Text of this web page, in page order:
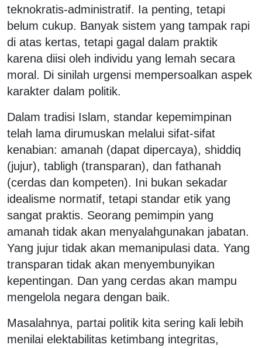
teknokratis-administratif. Ia penting, tetapi
belum cukup. Banyak sistem yang tampak rapi
di atas kertas, tetapi gagal dalam praktik
karena diisi oleh individu yang lemah secara
moral. Di sinilah urgensi mempersoalkan aspek
karakter dalam politik.
Dalam tradisi Islam, standar kepemimpinan
telah lama dirumuskan melalui sifat-sifat
kenabian: amanah (dapat dipercaya), shiddiq
(jujur), tabligh (transparan), dan fathanah
(cerdas dan kompeten). Ini bukan sekadar
idealisme normatif, tetapi standar etik yang
sangat praktis. Seorang pemimpin yang
amanah tidak akan menyalahgunakan jabatan.
Yang jujur tidak akan memanipulasi data. Yang
transparan tidak akan menyembunyikan
kepentingan. Dan yang cerdas akan mampu
mengelola negara dengan baik.
Masalahnya, partai politik kita sering kali lebih
menilai elektabilitas ketimbang integritas,